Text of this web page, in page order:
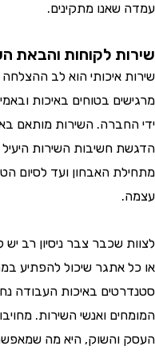
מתקינים.
לקוחות והבאת הערך
איכותי הוא לב ההצלחה של
בטוחים באיכות
השירות מותאם באופן
חשיבות השירות היעיל
האבחון ועד לסיום
שכבר צבר ניסיון רב יש לה
אתגר שיכול להפתיע
באיכות העבודה נחשבת
ואנשי השירות. מחויבות
היא מה שמאפשרת